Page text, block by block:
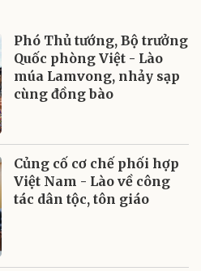
Phó Thủ tướng, Bộ trưởng
Quốc phòng Việt - Lào
múa Lamvong, nhảy sạp
cùng đồng bào
Củng cố cơ chế phối hợp
Việt Nam - Lào về công
tác dân tộc, tôn giáo